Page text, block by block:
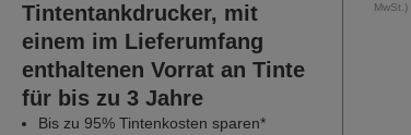
Tintentankdrucker, mit
einem im Lieferumfang
enthaltenen Vorrat an Tinte
für bis zu 3 Jahre
Bis zu 95% Tintenkosten sparen*
MwSt.)